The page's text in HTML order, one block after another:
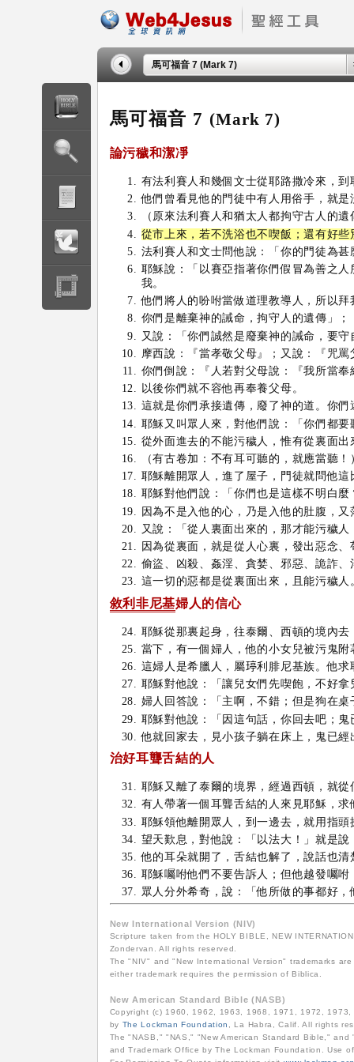
馬可福音 7 (Mark 7)
馬可福音 7 (Mark 7)
論污穢和潔凈
有法利賽人和幾個文士從耶路撒冷來，到
他們曾看見他的門徒中有人用俗手，就
（原來法利賽人和猶太人都拘守古人的
從市上來，若不洗浴也不喫飯；還有好
法利賽人和文士問他說：「你的門徒為
耶穌說：「以賽亞指著你們假冒為善之
我。
他們將人的吩咐當做道理教導人，所以拜
你們是離棄神的誡命，拘守人的遺傳」；
又說：「你們誠然是廢棄神的誡命，要守
摩西說：『當孝敬父母』；又說：『咒
你們倒說：『人若對父母說：『我所當
以後你們就不容他再奉養父母。
這就是你們承接遺傳，廢了神的道。你
耶穌又叫眾人來，對他們說：「你們都
從外面進去的不能污穢人，惟有從裏面
（有古卷加：𣎴有耳可聽的，就應當聽！
耶穌離開眾人，進了屋子，門徒就問他這
耶穌對他們說：「你們也是這樣不明白
因為不是入他的心，乃是入他的肚腹，
又說：「從人裏面出來的，那才能污穢人
因為從裏面，就是從人心裏，發出惡念、
偷盜、凶殺、姦淫、貪婪、邪惡、詭詐
這一切的惡都是從裏面出來，且能污穢人
敘利非尼基婦人的信心
耶穌從那裏起身，往泰爾、西頓的境內
當下，有一個婦人，他的小女兒被污鬼
這婦人是希臘人，屬𤧟利腓尼基族。他
耶穌對他說：「讓兒女們先喫飽，不好
婦人回答說：「主啊，不錯；但是狗在
耶穌對他說：「因這句話，你回去吧；
他就回家去，見小孩子躺在床上，鬼已經
治好耳聾舌結的人
耶穌又離了泰爾的境界，經過西頓，就
有人帶著一個耳聾舌結的人來見耶穌，
耶穌領他離開眾人，到一邊去，就用指
望天歎息，對他說：「以法大！」就是說
他的耳朵就開了，舌結也解了，說話也清
耶穌囑咐他們不要告訴人；但他越發囑
眾人分外希奇，說：「他所做的事都好
New International Version (NIV)
Scripture taken from the HOLY BIBLE, NEW
Zondervan. All rights reserved.
The "NIV" and "New International Version" trademarks
either trademark requires the permission of Biblica.
New American Standard Bible (NASB)
Copyright (c) 1960, 1962, 1963, 1968, 1971, 1972,
by The Lockman Foundation
, La Habra, Calif. All rights
The "NASB," "NAS," "New American Standard Bible,"
and Trademark Office by The Lockman Foundation. Use